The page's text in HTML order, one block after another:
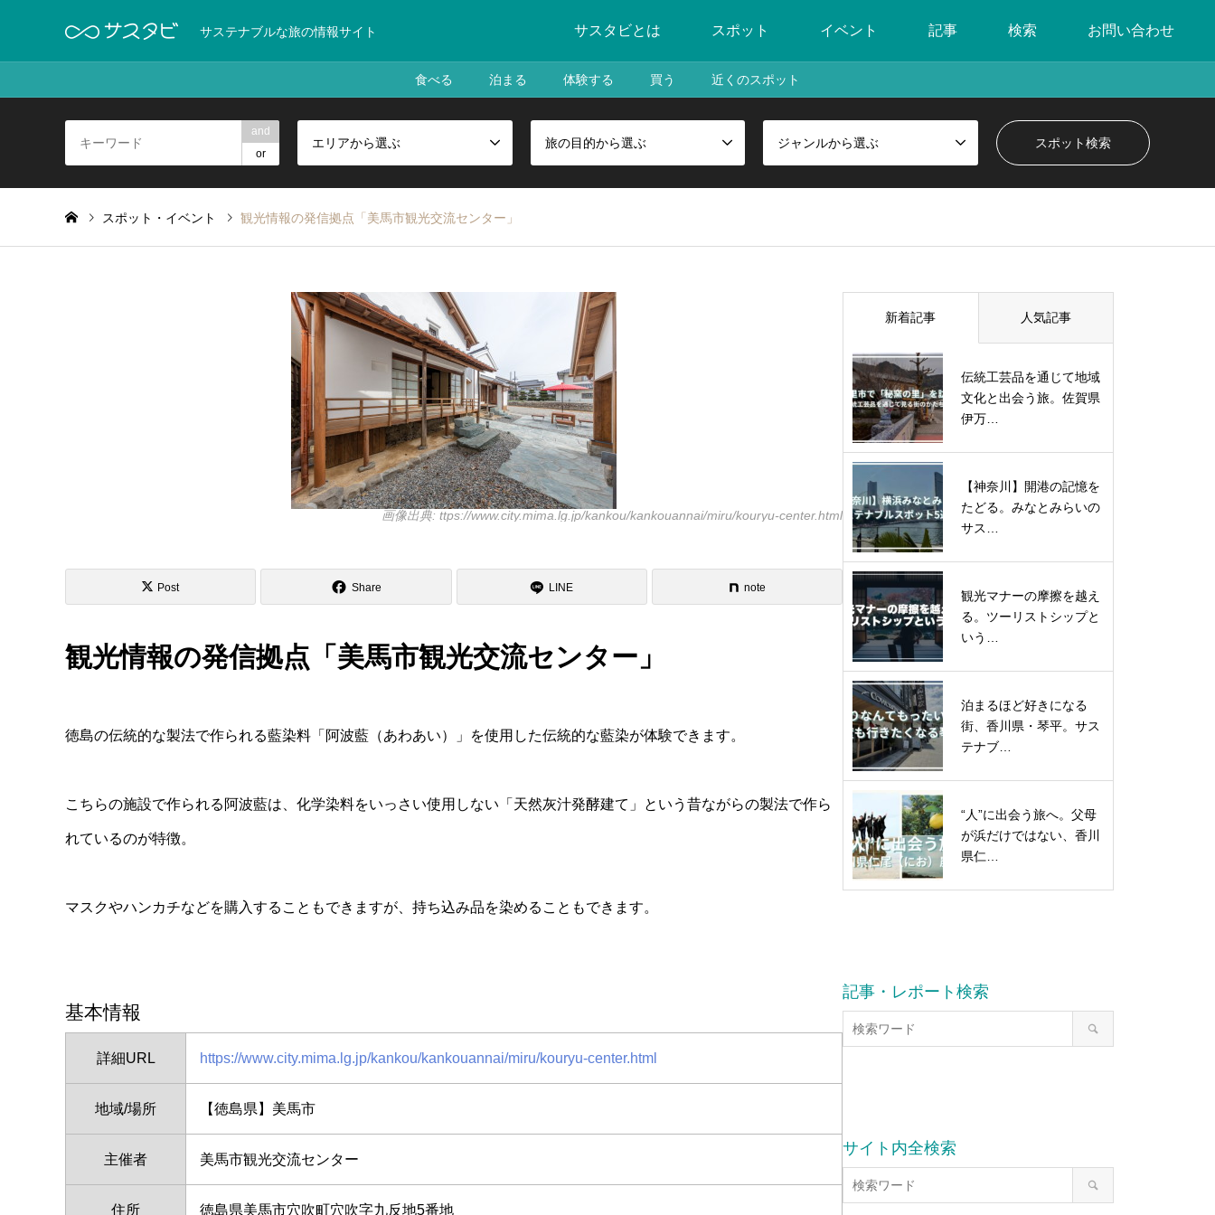
サステナブルな旅の情報サイト サスタビとは スポット イベント 記事 検索 お問い合わせ
食べる 泊まる 体験する 買う 近くのスポット
and
or
エリアから選ぶ 旅の目的から選ぶ ジャンルから選ぶ
スポット・イベント 観光情報の発信拠点「美馬市観光交流センター」
画像出典: ttps://www.city.mima.lg.jp/kankou/kankouannai/miru/kouryu-center.html
Post Share LINE note
観光情報の発信拠点「美馬市観光交流センター」
徳島の伝統的な製法で作られる藍染料「阿波藍（あわあい）」を使用した伝統的な藍染が体験できます。
こちらの施設で作られる阿波藍は、化学染料をいっさい使用しない「天然灰汁発酵建て」という昔ながらの製法で作ら
れているのが特徴。
マスクやハンカチなどを購入することもできますが、持ち込み品を染めることもできます。
基本情報
詳細URL https://www.city.mima.lg.jp/kankou/kankouannai/miru/kouryu-center.html
地域/場所 【徳島県】美馬市
主催者 美馬市観光交流センター
住所 徳島県美馬市穴吹町穴吹字九反地5番地
新着記事 人気記事
伝統工芸品を通じて地域
文化と出会う旅。佐賀県
伊万…
【神奈川】開港の記憶を
たどる。みなとみらいの
サス…
観光マナーの摩擦を越え
る。ツーリストシップと
いう…
泊まるほど好きになる
街、香川県・琴平。サス
テナブ…
“人”に出会う旅へ。父母
が浜だけではない、香川
県仁…
記事・レポート検索
サイト内全検索